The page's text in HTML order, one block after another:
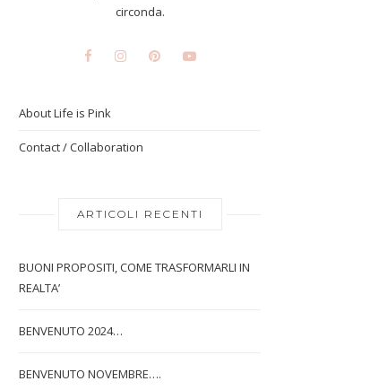
circonda.
About Life is Pink
Contact / Collaboration
ARTICOLI RECENTI
BUONI PROPOSITI, COME TRASFORMARLI IN
REALTA’
BENVENUTO 2024…
BENVENUTO NOVEMBRE….